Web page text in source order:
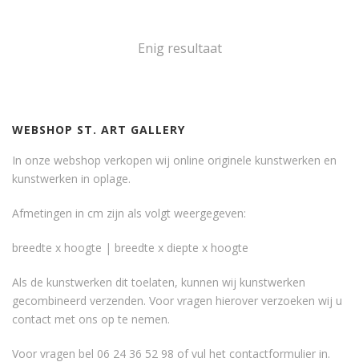
Enig resultaat
WEBSHOP ST. ART GALLERY
In onze webshop verkopen wij online originele kunstwerken en
kunstwerken in oplage.
Afmetingen in cm zijn als volgt weergegeven:
breedte x hoogte | breedte x diepte x hoogte
Als de kunstwerken dit toelaten, kunnen wij kunstwerken
gecombineerd verzenden. Voor vragen hierover verzoeken wij u
contact met ons op te nemen.
Voor vragen bel 06 24 36 52 98 of vul het contactformulier in.